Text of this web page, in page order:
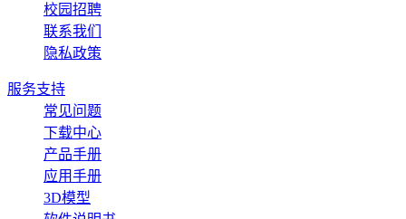
校园招聘
联系我们
隐私政策
服务支持
常见问题
下载中心
产品手册
应用手册
3D模型